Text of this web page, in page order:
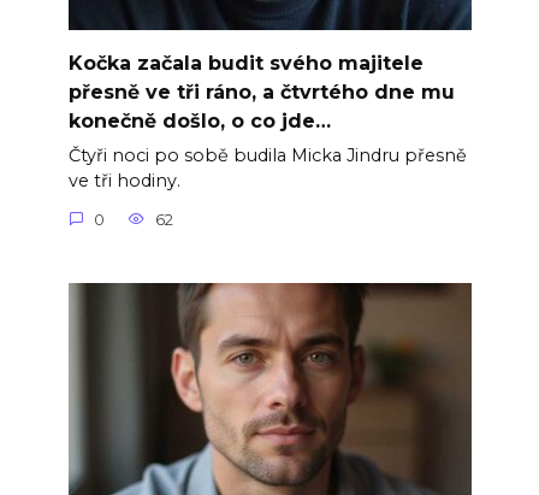
Kočka začala budit svého majitele
přesně ve tři ráno, a čtvrtého dne mu
konečně došlo, o co jde…
Čtyři noci po sobě budila Micka Jindru přesně
ve tři hodiny.
0 62